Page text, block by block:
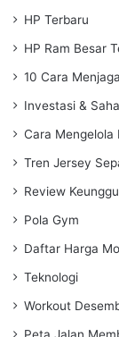
HP Terbaru
HP Ram Besar
10 Cara
Investasi &
Cara Mengelola
Tren Jersey
Review
Pola Gym
Daftar Harga
Teknologi
Workout